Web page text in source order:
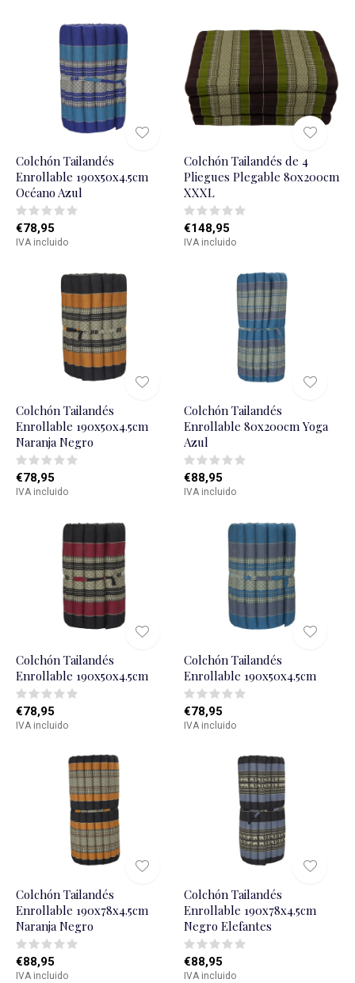
Colchón Tailandés
Enrollable 190x50x4.5cm
Océano Azul
€78,95
IVA incluido
Colchón Tailandés de 4
Pliegues Plegable 80x200cm
XXXL
€148,95
IVA incluido
Colchón Tailandés
Enrollable 190x50x4.5cm
Naranja Negro
€78,95
IVA incluido
Colchón Tailandés
Enrollable 80x200cm Yoga
Azul
€88,95
IVA incluido
Colchón Tailandés
Enrollable 190x50x4.5cm
€78,95
IVA incluido
Colchón Tailandés
Enrollable 190x50x4.5cm
€78,95
IVA incluido
Colchón Tailandés
Enrollable 190x78x4.5cm
Naranja Negro
€88,95
IVA incluido
Colchón Tailandés
Enrollable 190x78x4.5cm
Negro Elefantes
€88,95
IVA incluido